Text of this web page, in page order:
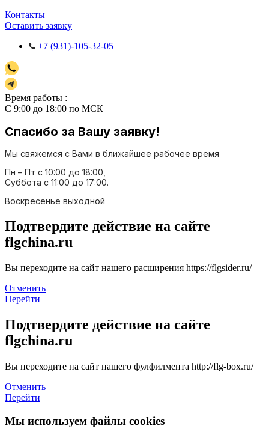
Контакты
Оставить заявку
+7 (931)-105-32-05
Время работы :
С 9:00 до 18:00 по МСК
Спасибо за Вашу заявку!
Мы свяжемся с Вами в ближайшее рабочее время
Пн – Пт с 10:00 до 18:00,
Суббота с 11:00 до 17:00.
Воскресенье выходной
Подтвердите действие на сайте
flgchina.ru
Вы переходите на сайт нашего расширения https://flgsider.ru/
Отменить
Перейти
Подтвердите действие на сайте
flgchina.ru
Вы переходите на сайт нашего фулфилмента http://flg-box.ru/
Отменить
Перейти
Мы используем файлы cookies